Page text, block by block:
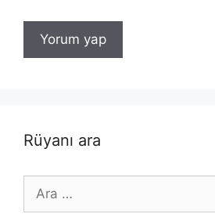
Rüyanı ara
için